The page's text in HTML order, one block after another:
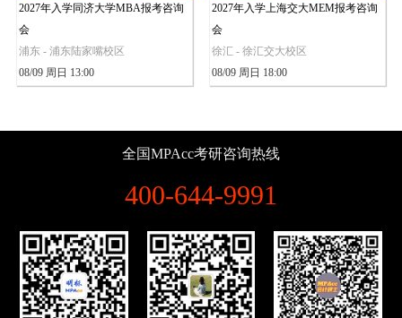
2027年入学同济大学MBA报考咨询
会
浦东 - 浦东陆家嘴校区
08/09 周日 13:00
2027年入学上海交大MEM报考咨询
会
徐汇 - 徐汇交大校区
08/09 周日 18:00
全国MPAcc考研咨询热线
400-644-9991